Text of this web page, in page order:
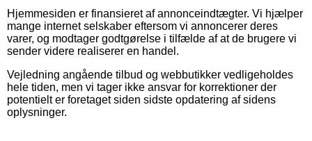
Hjemmesiden er finansieret af annonceindtægter. Vi hjælper
mange internet selskaber eftersom vi annoncerer deres
varer, og modtager godtgørelse i tilfælde af at de brugere vi
sender videre realiserer en handel.
Vejledning angående tilbud og webbutikker vedligeholdes
hele tiden, men vi tager ikke ansvar for korrektioner der
potentielt er foretaget siden sidste opdatering af sidens
oplysninger.